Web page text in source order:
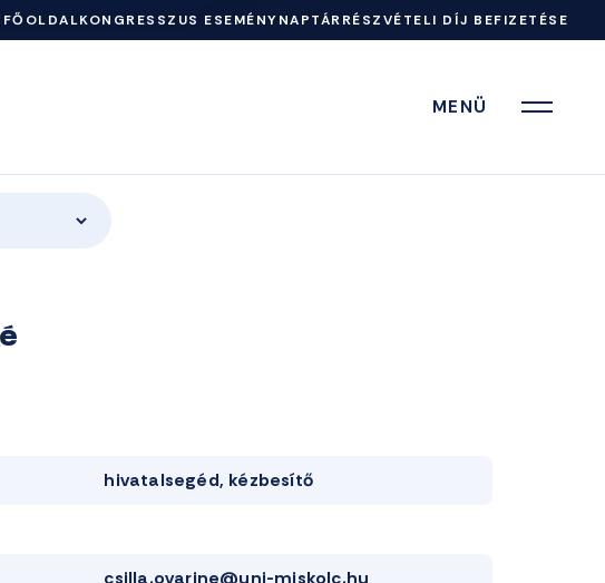
FŐOLDALKONGRESSZUS ESEMÉNYNAPTÁRRÉSZVÉTELI DÍJ BEFIZETÉSE
MENÜ
hivatalsegéd, kézbesítő
csilla.ovarine@uni-miskolc.hu